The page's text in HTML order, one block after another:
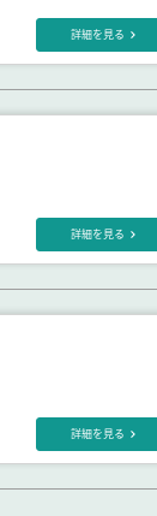
詳細を見る
詳細を見る
詳細を見る